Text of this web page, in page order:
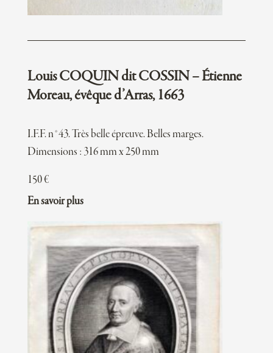
Louis COQUIN dit COSSIN – Étienne
Moreau, évêque d’Arras, 1663
I.F.F. n°43. Très belle épreuve. Belles marges.
Dimensions : 316 mm x 250 mm
150€
En savoir plus